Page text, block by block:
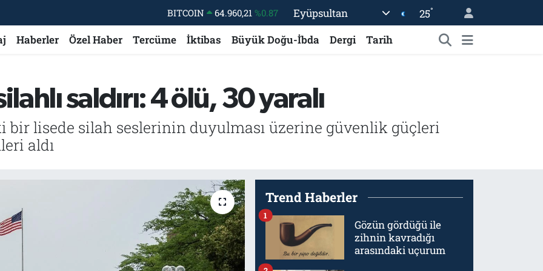
BITCOIN 64.960,21 %0.87
DOLAR
47,7436 %0.18
GRAM ALTIN
6648.99 %2.59
BİST100
13.773 %-19
Eyüpsultan 25°
Haberler Özel Haber Tercüme İktibas Büyük Doğu-İbda Dergi Tarih
saldırı: 4 ölü, 30 yaralı
bir lisede silah seslerinin duyulması üzerine güvenlik güçleri
aldı
Trend Haberler
Gözün gördüğü ile
zihnin kavradığı
arasındaki uçurum
1